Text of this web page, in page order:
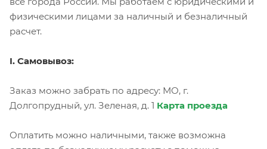
физическими лицами за наличный и безналичный
расчет.
I. Самовывоз:
Заказ можно забрать по адресу: МО, г.
Долгопрудный, ул. Зеленая, д. 1 Карта проезда
Оплатить можно наличными, также возможна